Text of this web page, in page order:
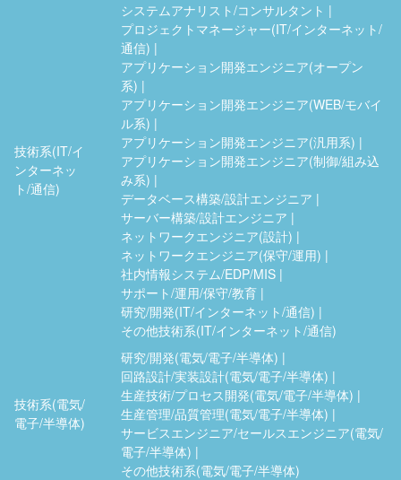
技術系(IT/イ
ンターネッ
ト/通信)
システムアナリスト/コンサルタント
プロジェクトマネージャー(IT/インターネット/
通信)
アプリケーション開発エンジニア(オープン
系)
アプリケーション開発エンジニア(WEB/モバイ
ル系)
アプリケーション開発エンジニア(汎用系)
アプリケーション開発エンジニア(制御/組み込
み系)
データベース構築/設計エンジニア
サーバー構築/設計エンジニア
ネットワークエンジニア(設計)
ネットワークエンジニア(保守/運用)
社内情報システム/EDP/MIS
サポート/運用/保守/教育
研究/開発(IT/インターネット/通信)
その他技術系(IT/インターネット/通信)
技術系(電気/
電子/半導体)
研究/開発(電気/電子/半導体)
回路設計/実装設計(電気/電子/半導体)
生産技術/プロセス開発(電気/電子/半導体)
生産管理/品質管理(電気/電子/半導体)
サービスエンジニア/セールスエンジニア(電気/
電子/半導体)
その他技術系(電気/電子/半導体)